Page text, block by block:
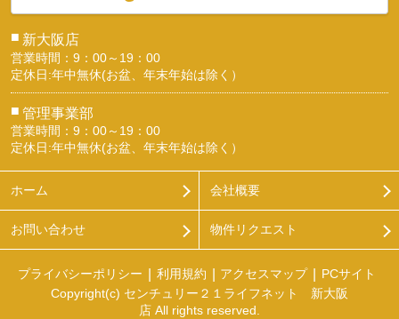
■ 新大阪店
営業時間：9：00～19：00
定休日:年中無休(お盆、年末年始は除く）
■ 管理事業部
営業時間：9：00～19：00
定休日:年中無休(お盆、年末年始は除く）
ホーム 会社概要
お問い合わせ 物件リクエスト
プライバシーポリシー 利用規約 アクセスマップ
PCサイト
Copyright(c) センチュリー２１ライフネット 新大阪
店 All rights reserved.